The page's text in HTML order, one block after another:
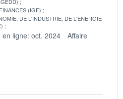
(IGF)
DE L'INDUSTRIE, DE L'ENERGIE
en ligne: oct. 2024
Affaire